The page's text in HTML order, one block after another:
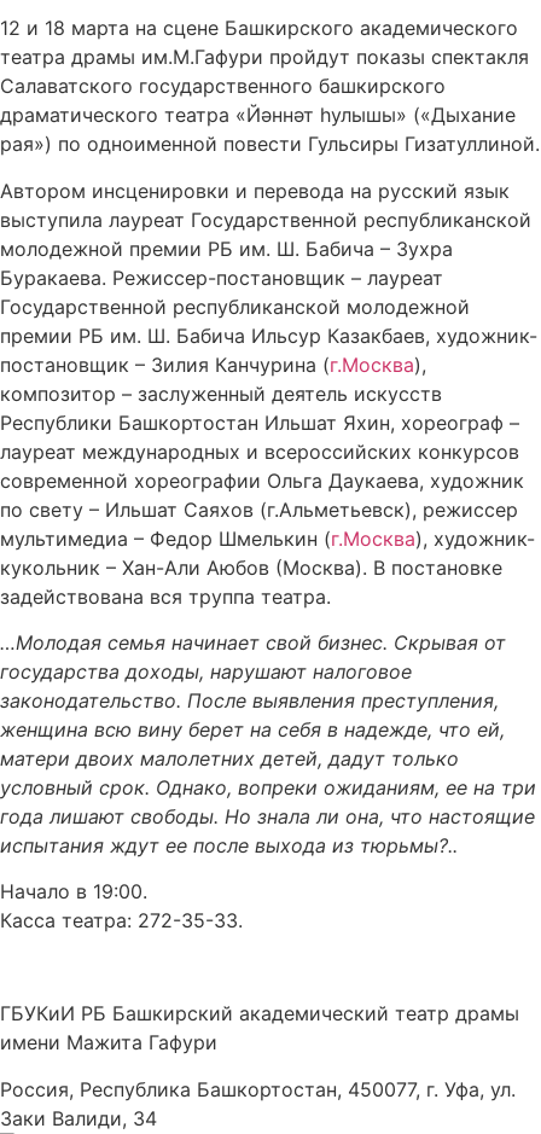
12 и 18 марта на сцене Башкирского академического
театра драмы им.М.Гафури пройдут показы спектакля
Салаватского государственного башкирского
драматического театра «Йәннәт һулышы» («Дыхание
рая») по одноименной повести Гульсиры Гизатуллиной.
Автором инсценировки и перевода на русский язык
выступила лауреат Государственной республиканской
молодежной премии РБ им. Ш. Бабича – Зухра
Буракаева. Режиссер-постановщик – лауреат
Государственной республиканской молодежной
премии РБ им. Ш. Бабича Ильсур Казакбаев, художник-
постановщик – Зилия Канчурина (г.Москва),
композитор – заслуженный деятель искусств
Республики Башкортостан Ильшат Яхин, хореограф –
лауреат международных и всероссийских конкурсов
современной хореографии Ольга Даукаева, художник
по свету – Ильшат Саяхов (г.Альметьевск), режиссер
мультимедиа – Федор Шмелькин (г.Москва), художник-
кукольник – Хан-Али Аюбов (Москва). В постановке
задействована вся труппа театра.
…Молодая семья начинает свой бизнес. Скрывая от
государства доходы, нарушают налоговое
законодательство. После выявления преступления,
женщина всю вину берет на себя в надежде, что ей,
матери двоих малолетних детей, дадут только
условный срок. Однако, вопреки ожиданиям, ее на три
года лишают свободы. Но знала ли она, что настоящие
испытания ждут ее после выхода из тюрьмы?..
Начало в 19:00.
Касса театра: 272-35-33.
ГБУКиИ РБ Башкирский академический театр драмы
имени Мажита Гафури
Россия, Республика Башкортостан, 450077, г. Уфа, ул.
Заки Валиди, 34